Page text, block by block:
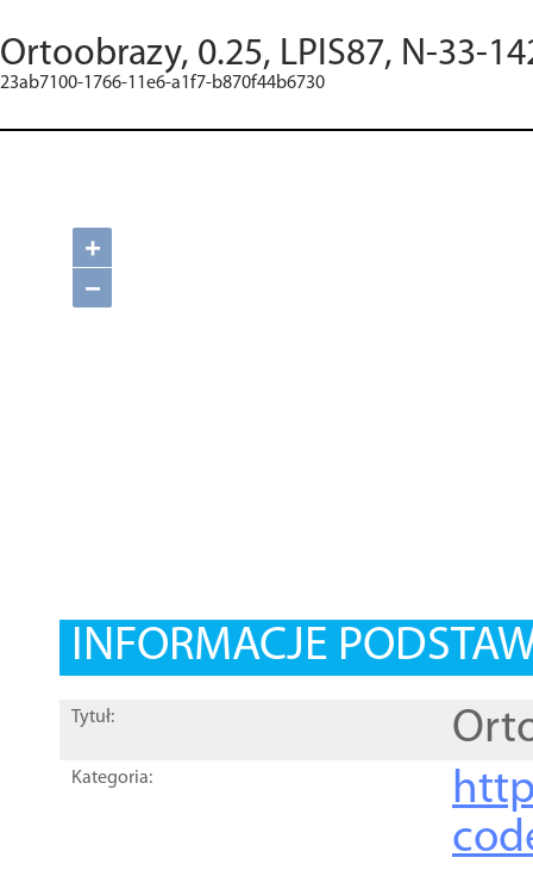
Ortoobrazy, 0.25, LPIS87, N-33-
23ab7100-1766-11e6-a1f7-b870f44b6730
+
−
INFORMACJE
Tytuł:
Kategoria: